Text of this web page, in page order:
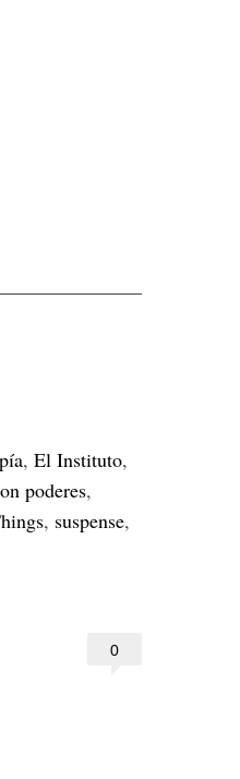
, El Instituto,
poderes,
, suspense,
0